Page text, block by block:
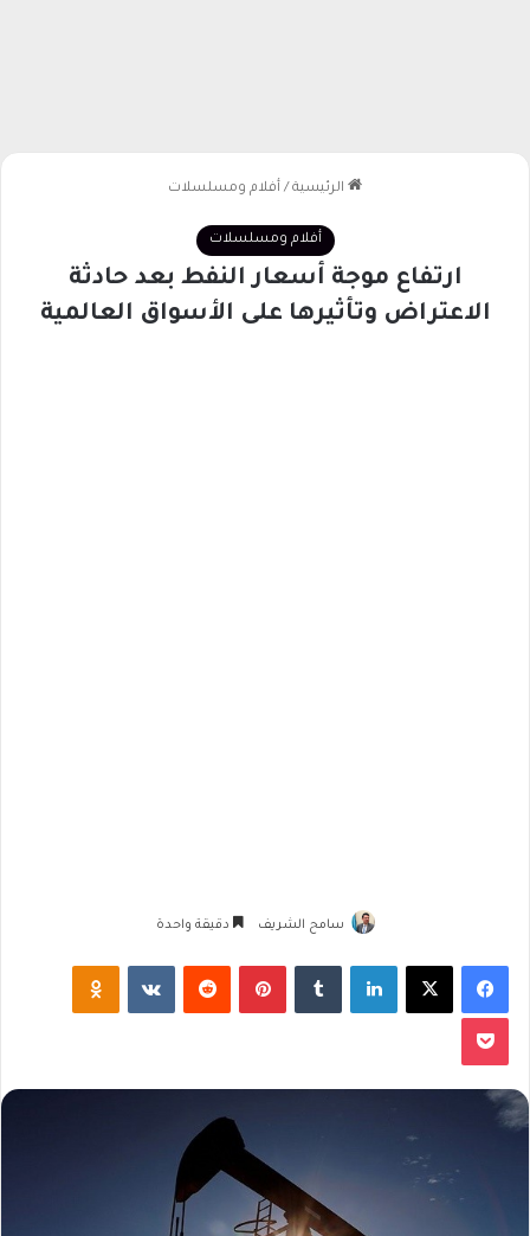
الرئيسية / أفلام ومسلسلات
أفلام ومسلسلات
ارتفاع موجة أسعار النفط بعد حادثة
الاعتراض وتأثيرها على الأسواق العالمية
سامح الشريف دقيقة واحدة
فيسبوك لينكدإن بينتيريست